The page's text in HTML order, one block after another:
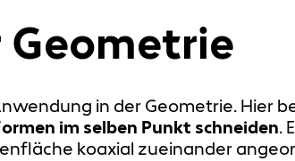
in der Geometrie. Hier
im selben Punkt schneiden.
koaxial zueinander